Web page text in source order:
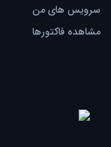
سرویس های من
مشاهده فاکتورها